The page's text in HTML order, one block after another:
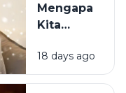
Merasa
Sedih Saat
Tahun?
Mengapa
Kita
Mendapat
Ucapan
18 days ago